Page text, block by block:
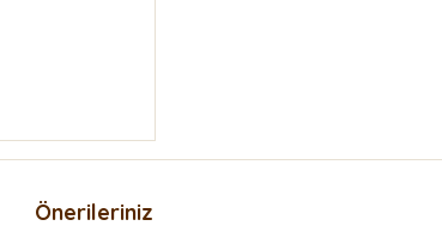
Önerileriniz